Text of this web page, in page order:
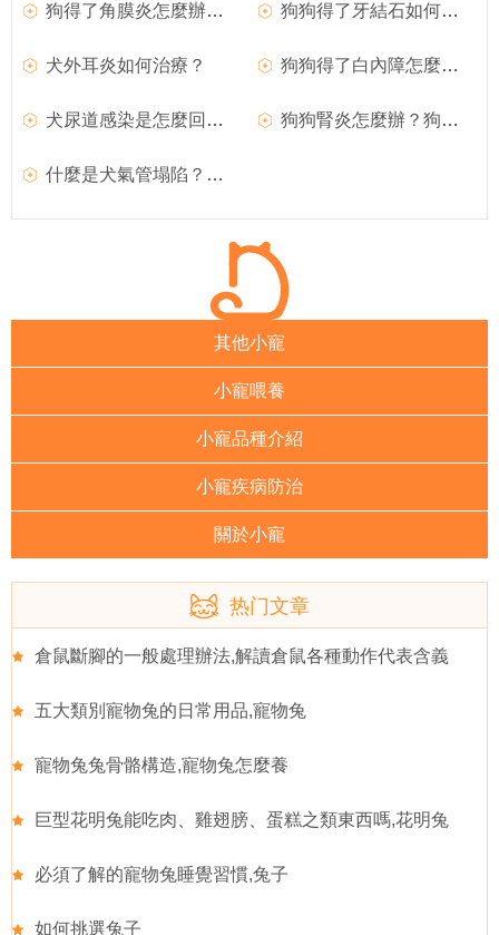
狗得了角膜炎怎麼辦？如何治療犬角膜炎 狗狗得了牙結石如何治療？
犬外耳炎如何治療？ 狗狗得了白內障怎麼辦？如何治療？
犬尿道感染是怎麼回事？如何治療？ 狗狗腎炎怎麼辦？狗狗腎炎如何治療？
什麼是犬氣管塌陷？如何治療？
其他小寵
小寵喂養
小寵品種介紹
小寵疾病防治
關於小寵
热门文章
倉鼠斷腳的一般處理辦法,解讀倉鼠各種動作代表含義
五大類別寵物兔的日常用品,寵物兔
寵物兔兔骨骼構造,寵物兔怎麼養
巨型花明兔能吃肉、雞翅膀、蛋糕之類東西嗎,花明兔
必須了解的寵物兔睡覺習慣,兔子
如何挑選兔子